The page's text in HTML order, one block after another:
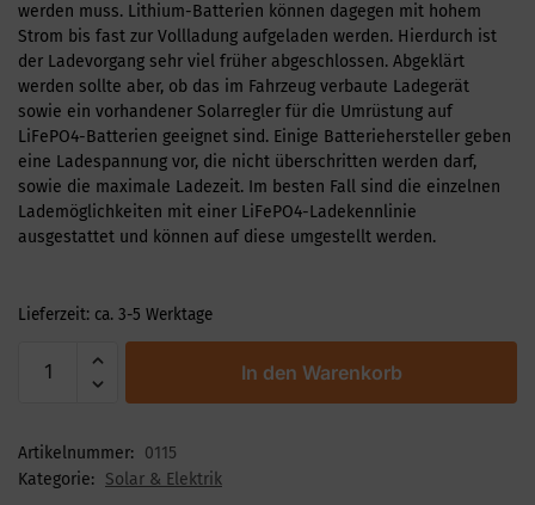
werden muss. Lithium-Batterien können dagegen mit hohem
Strom bis fast zur Vollladung aufgeladen werden. Hierdurch ist
der Ladevorgang sehr viel früher abgeschlossen. Abgeklärt
werden sollte aber, ob das im Fahrzeug verbaute Ladegerät
sowie ein vorhandener Solarregler für die Umrüstung auf
LiFePO4-Batterien geeignet sind. Einige Batteriehersteller geben
eine Ladespannung vor, die nicht überschritten werden darf,
sowie die maximale Ladezeit. Im besten Fall sind die einzelnen
Lademöglichkeiten mit einer LiFePO4-Ladekennlinie
ausgestattet und können auf diese umgestellt werden.
Lieferzeit: ca. 3-5 Werktage
In den Warenkorb
Artikelnummer: 0115
Kategorie: Solar & Elektrik